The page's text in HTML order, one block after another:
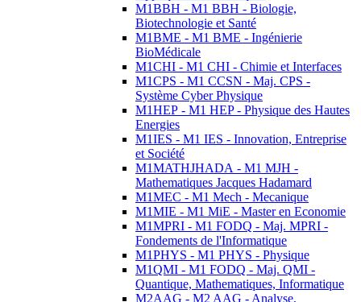
M1BBH - M1 BBH - Biologie,
Biotechnologie et Santé
M1BME - M1 BME - Ingénierie
BioMédicale
M1CHI - M1 CHI - Chimie et Interfaces
M1CPS - M1 CCSN - Maj. CPS -
Système Cyber Physique
M1HEP - M1 HEP - Physique des Hautes
Energies
M1IES - M1 IES - Innovation, Entreprise
et Société
M1MATHJHADA - M1 MJH -
Mathematiques Jacques Hadamard
M1MEC - M1 Mech - Mecanique
M1MIE - M1 MiE - Master en Economie
M1MPRI - M1 FODQ - Maj. MPRI -
Fondements de l'Informatique
M1PHYS - M1 PHYS - Physique
M1QMI - M1 FODQ - Maj. QMI -
Quantique, Mathematiques, Informatique
M2AAG - M2 AAG - Analyse,